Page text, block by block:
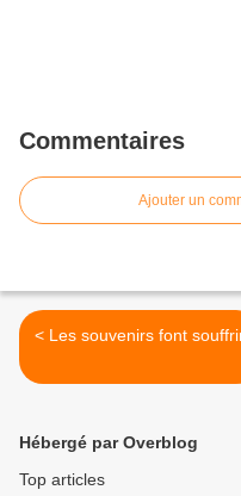
Commentaires
Ajouter un
< Les souvenirs font
Hébergé par Overblog
Top articles